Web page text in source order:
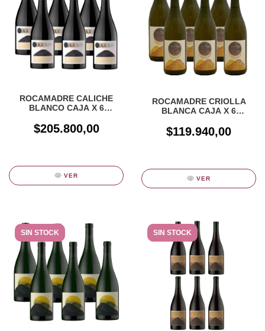
ROCAMADRE CALICHE
BLANCO CAJA X 6
$205.800,00
VER
ROCAMADRE CRIOLLA
BLANCA CAJA X 6
$119.940,00
VER
SIN STOCK SIN STOCK